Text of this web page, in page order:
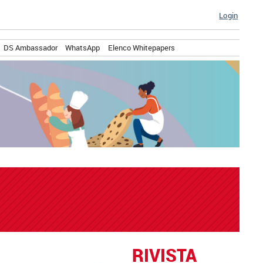
Login
DS Ambassador WhatsApp Elenco Whitepapers
RIVISTA